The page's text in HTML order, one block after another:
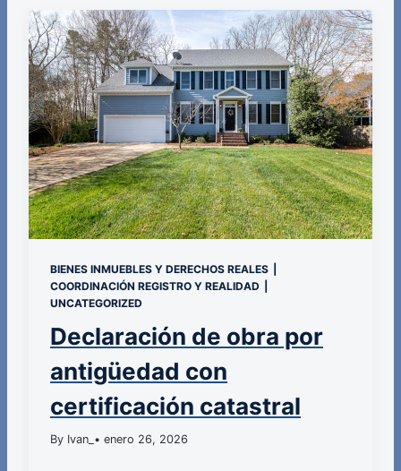
BIENES INMUEBLES Y DERECHOS REALES
COORDINACIÓN REGISTRO Y REALIDAD
UNCATEGORIZED
Declaración de obra por
antigüedad con
certificación catastral
By Ivan_ • enero 26, 2026